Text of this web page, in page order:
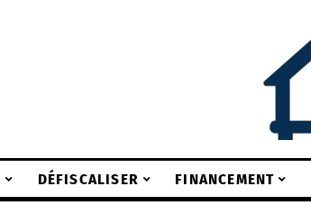
DÉFISCALISER FINANCEMENT